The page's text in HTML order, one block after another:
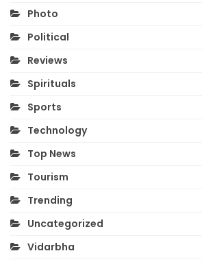
Photo
Political
Reviews
Spirituals
Sports
Technology
Top News
Tourism
Trending
Uncategorized
Vidarbha